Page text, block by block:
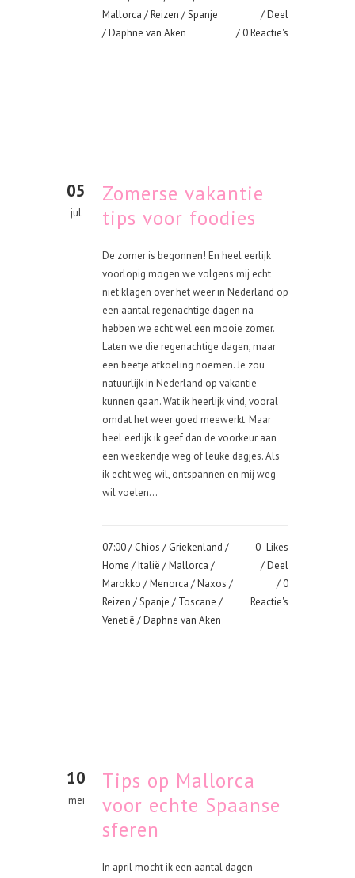
Mallorca /Reizen /Spanje
/ Daphne van Aken
Deel
0 Reactie's
05
jul
Zomerse vakantie
tips voor foodies
De zomer is begonnen! En heel eerlijk
voorlopig mogen we volgens mij echt
niet klagen over het weer in Nederland op
een aantal regenachtige dagen na
hebben we echt wel een mooie zomer.
Laten we die regenachtige dagen, maar
een beetje afkoeling noemen. Je zou
natuurlijk in Nederland op vakantie
kunnen gaan. Wat ik heerlijk vind, vooral
omdat het weer goed meewerkt. Maar
heel eerlijk ik geef dan de voorkeur aan
een weekendje weg of leuke dagjes. Als
ik echt weg wil, ontspannen en mij weg
wil voelen...
07:00 / Chios / Griekenland /
Home /Italië /Mallorca /
Marokko /Menorca /Naxos /
Reizen /Spanje / Toscane /
Venetië / Daphne van Aken
0 Likes
Deel
0
Reactie's
10
mei
Tips op Mallorca
voor echte Spaanse
sferen
In april mocht ik een aantal dagen